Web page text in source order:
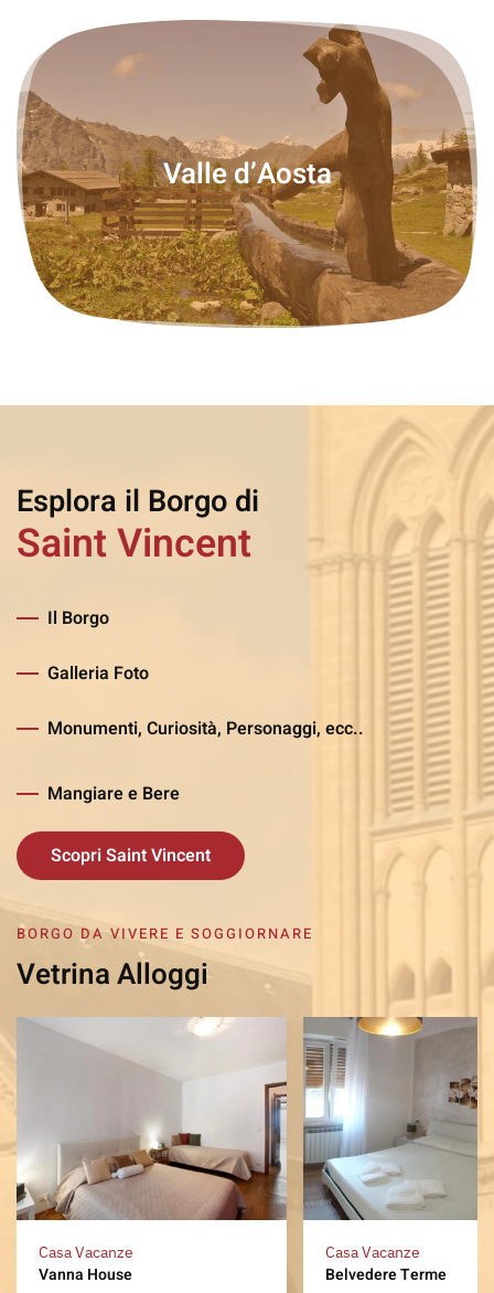
Valle d’Aosta
Esplora il Borgo di
Saint Vincent
Il Borgo
Galleria Foto
Monumenti, Curiosità, Personaggi, ecc..
Mangiare e Bere
Scopri Saint Vincent
BORGO DA VIVERE E SOGGIORNARE
Vetrina Alloggi
Casa Vacanze
Vanna House
Casa Vacanze
Belvedere Terme